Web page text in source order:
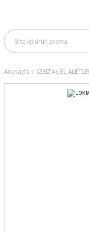
Anasayfa İZELTAŞ EL